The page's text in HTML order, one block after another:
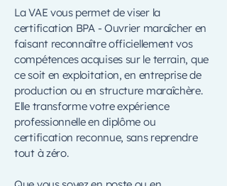
La VAE vous permet de viser la
certification BPA - Ouvrier maraîcher en
faisant reconnaître officiellement vos
compétences acquises sur le terrain, que
ce soit en exploitation, en entreprise de
production ou en structure maraîchère.
Elle transforme votre expérience
professionnelle en diplôme ou
certification reconnue, sans reprendre
tout à zéro.